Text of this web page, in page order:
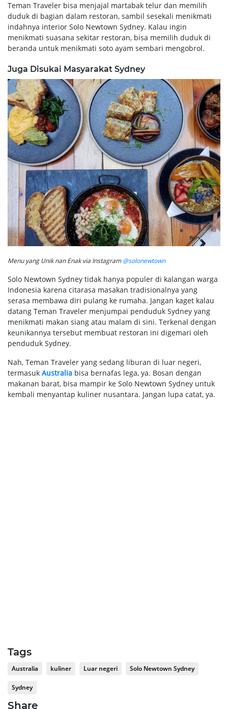
Teman Traveler bisa menjajal martabak telur dan memilih
duduk di bagian dalam restoran, sambil sesekali menikmati
indahnya interior Solo Newtown Sydney. Kalau ingin
menikmati suasana sekitar restoran, bisa memilih duduk di
beranda untuk menikmati soto ayam sembari mengobrol.
Juga Disukai Masyarakat Sydney
Menu yang Unik nan Enak via Instagram@solonewtown
Solo Newtown Sydney tidak hanya populer di kalangan warga
Indonesia karena citarasa masakan tradisionalnya yang
serasa membawa diri pulang ke rumaha. Jangan kaget kalau
datang Teman Traveler menjumpai penduduk Sydney yang
menikmati makan siang atau malam di sini. Terkenal dengan
keunikannya tersebut membuat restoran ini digemari oleh
penduduk Sydney.
Nah, Teman Traveler yang sedang liburan di luar negeri,
termasuk Australia bisa bernafas lega, ya. Bosan dengan
makanan barat, bisa mampir ke Solo Newtown Sydney untuk
kembali menyantap kuliner nusantara. Jangan lupa catat, ya.
Tags
Australia kuliner Luar negeri Solo Newtown Sydney
Sydney
Share